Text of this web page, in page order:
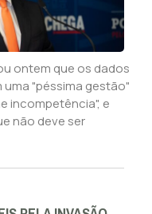
ontem que os dados
uma "péssima gestão"
incompetência", e
não deve ser